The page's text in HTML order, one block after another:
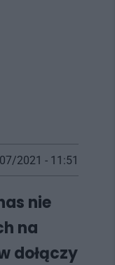
2021 - 11:51
nie
na
dołączy